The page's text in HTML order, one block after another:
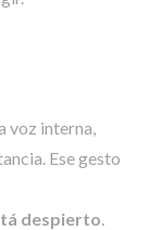
voz interna,
Ese gesto
despierto